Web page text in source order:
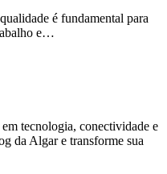
é fundamental para
e…
tecnologia, conectividade e
da Algar e transforme sua